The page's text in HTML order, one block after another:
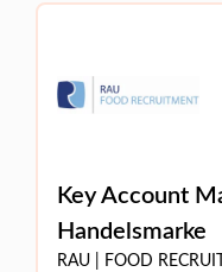
Key Account
Handelsmarke
RAU | FOOD